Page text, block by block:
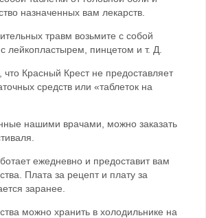
назначенных вам лекарств.
травм возьмите с собой
лейкопластырем, пинцетом и т. Д.
Красный Крест не предоставляет
средств или «таблеток на
нашими врачами, можно заказать
ежедневно и предоставит вам
Плата за рецепт и плату за
заранее.
можно хранить в холодильнике на